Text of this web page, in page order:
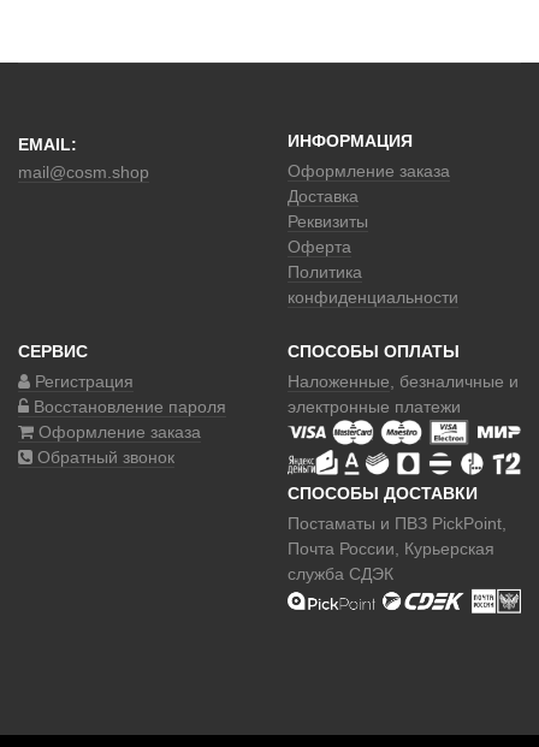
v
i
o
n
EMAIL:
mail@cosm.shop
ИНФОРМАЦИЯ
Оформление заказа
Доставка
Реквизиты
Оферта
Политика
конфиденциальности
СЕРВИС
Регистрация
Восстановление пароля
Оформление заказа
Обратный звонок
СПОСОБЫ ОПЛАТЫ
Наложенные , безналичные и
электронные платежи
СПОСОБЫ ДОСТАВКИ
Постаматы и ПВЗ PickPoint,
Почта России, Курьерская
служба СДЭК